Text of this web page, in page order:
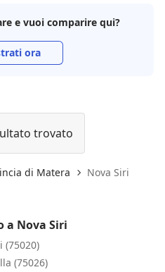
e vuoi comparire qui?
ora
trovato
di Matera Nova Siri
Nova Siri
(75026)